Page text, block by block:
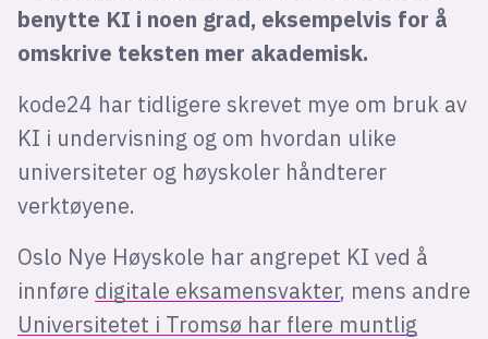
benytte KI i noen grad, eksempelvis for å
omskrive teksten mer akademisk.
kode24 har tidligere skrevet mye om bruk av
KI i undervisning og om hvordan ulike
universiteter og høyskoler håndterer
verktøyene.
Oslo Nye Høyskole har angrepet KI ved å
innføre digitale eksamensvakter, mens andre
Universitetet i Tromsø har flere muntlig